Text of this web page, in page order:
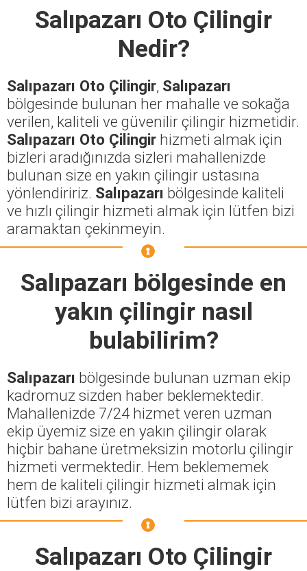
Salıpazarı Oto Çilingir
Nedir?
Salıpazarı Oto Çilingir, Salıpazarı
bölgesinde bulunan her mahalle ve sokağa
verilen, kaliteli ve güvenilir çilingir hizmetidir.
Salıpazarı Oto Çilingir hizmeti almak için
bizleri aradığınızda sizleri mahallenizde
bulunan size en yakın çilingir ustasına
yönlendiririz. Salıpazarı bölgesinde kaliteli
ve hızlı çilingir hizmeti almak için lütfen bizi
aramaktan çekinmeyin.
Salıpazarı bölgesinde en
yakın çilingir nasıl
bulabilirim?
Salıpazarı bölgesinde bulunan uzman ekip
kadromuz sizden haber beklemektedir.
Mahallenizde 7/24 hizmet veren uzman
ekip üyemiz size en yakın çilingir olarak
hiçbir bahane üretmeksizin motorlu çilingir
hizmeti vermektedir. Hem beklememek
hem de kaliteli çilingir hizmeti almak için
lütfen bizi arayınız.
Salıpazarı Oto Çilingir